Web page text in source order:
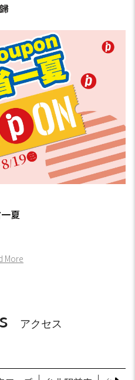
夏
More
アクセス